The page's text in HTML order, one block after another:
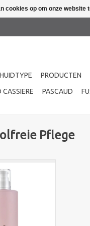
HUIDTYPE PRODUCTEN
CASSIERE
PASCAUD
Pflege
die de
en de pH-
cookies op om onze website